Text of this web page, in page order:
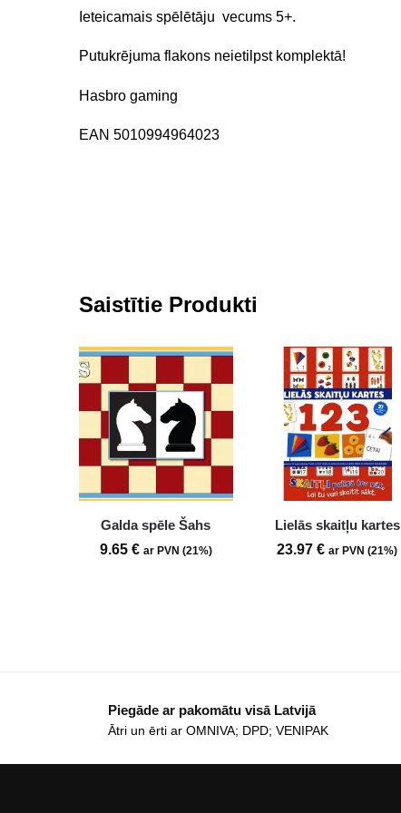
Ieteicamais spēlētāju vecums 5+.
Putukrējuma flakons neietilpst komplektā!
Hasbro gaming
EAN 5010994964023
Saistītie Produkti
Galda spēle Šahs
9.65 € ar PVN (21%)
Lielās skaitļu kartes
23.97€ ar PVN (21%)
Piegāde ar pakomātu visā Latvijā
Ātri un ērti ar OMNIVA; DPD; VENIPAK